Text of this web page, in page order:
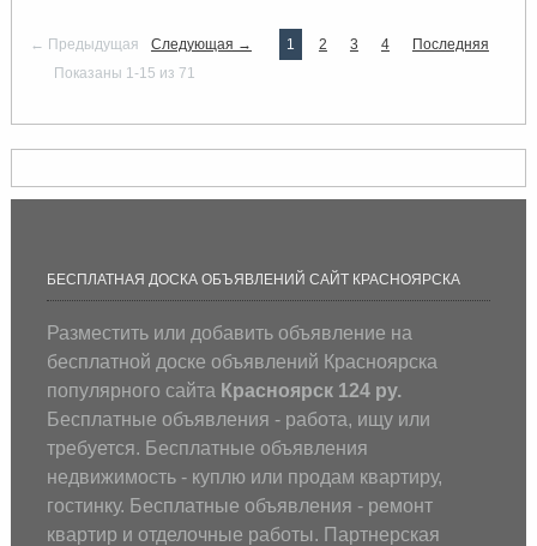
← Предыдущая Следующая → 1 2 3 4
Последняя
Показаны 1-15 из 71
БЕСПЛАТНАЯ ДОСКА ОБЪЯВЛЕНИЙ САЙТ КРАСНОЯРСКА
Разместить или добавить объявление на
бесплатной доске объявлений Красноярска
популярного сайта Красноярск 124 ру.
Бесплатные объявления - работа, ищу или
требуется. Бесплатные объявления
недвижимость - куплю или продам квартиру,
гостинку. Бесплатные объявления - ремонт
квартир и отделочные работы. Партнерская